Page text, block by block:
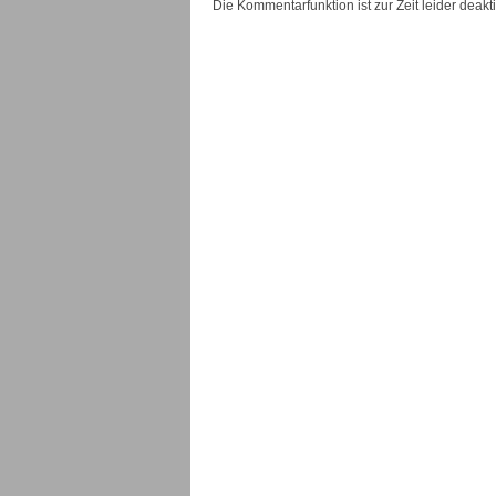
Die Kommentarfunktion ist zur Zeit leider